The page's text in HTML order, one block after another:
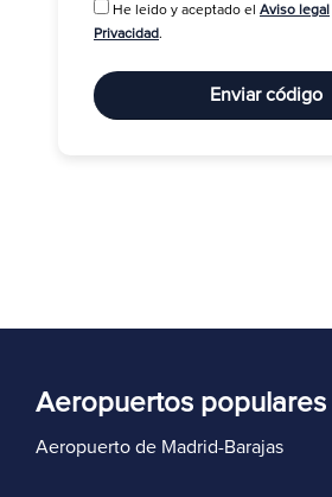
He leido y aceptado el Aviso legal
Privacidad.
Enviar código
Aeropuertos populares
Aeropuerto de Madrid-Barajas